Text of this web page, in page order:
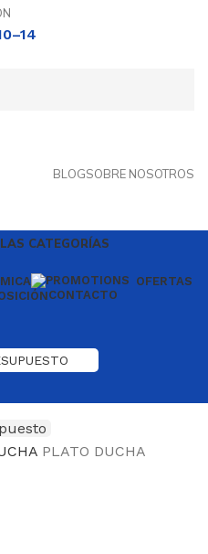
BLOGSOBRE NOSOTROS
CATEGORÍAS
OFERTAS
CONTACTO
PLATO DUCHA